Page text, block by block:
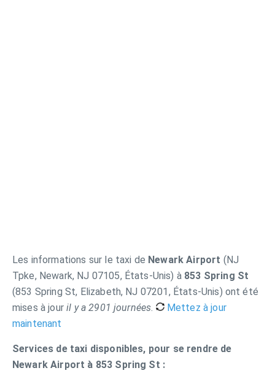
Les informations sur le taxi de Newark Airport (NJ
Tpke, Newark, NJ 07105, États-Unis) à 853 Spring St
(853 Spring St, Elizabeth, NJ 07201, États-Unis) ont été
mises à jouril y a 2901 journées.
Mettez à jour
maintenant
Services de taxi disponibles, pour se rendre de
Newark Airport à 853 Spring St :